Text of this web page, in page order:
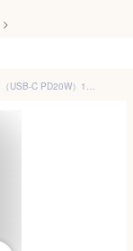
>
電源タップ タワー型 Verbatim 11個口 4USBポート（USB-C PD20W）15台同時充電 延長コード 1.5m 卓上 コンセント 急速充電 過負荷保護 省スペース ホワイト 32250